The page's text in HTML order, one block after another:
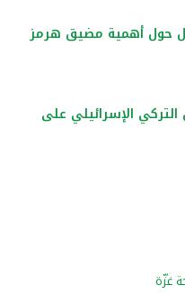
حول أهمية مضيق هرمز
الإسرائيلي على
غزّة